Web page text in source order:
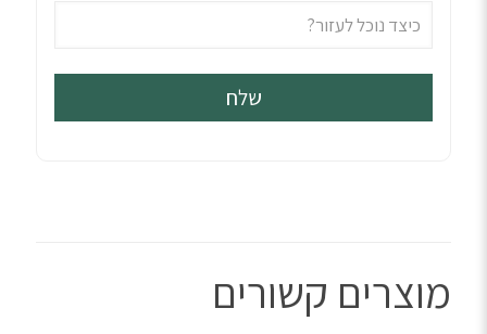
מוצרים קשורים